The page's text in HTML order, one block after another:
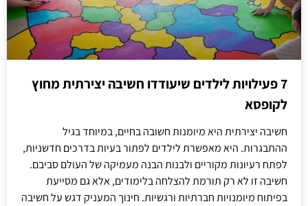
7 פעילויות לילדים שיעודדו חשיבה יצירתית מחוץ
לקופסא
חשיבה יצירתית היא מיומנות חשובה בחיים, במיוחד בגיל
ההתבגרות. היא מאפשרת לילדים לפתור בעיות בדרכים חדשניות,
לפתח רעיונות מקוריים ולבנות הבנה מעמיקה של העולם סביבם.
חשיבה זו לא רק תורמת להצלחה בלימודים, אלא גם מסייעת
בפיתוח מיומנויות חברתיות ורגשיות. חינוך המעניק דגש על חשיבה